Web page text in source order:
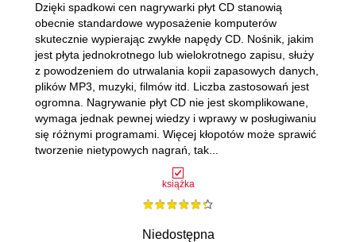
książka
Niedostępna
Dzięki spadkowi cen nagrywarki płyt CD stanowią
obecnie standardowe wyposażenie komputerów
skutecznie wypierając zwykłe napędy CD. Nośnik, jakim
jest płyta jednokrotnego lub wielokrotnego zapisu, służy
z powodzeniem do utrwalania kopii zapasowych danych,
plików MP3, muzyki, filmów itd. Liczba zastosowań jest
ogromna. Nagrywanie płyt CD nie jest skomplikowane,
wymaga jednak pewnej wiedzy i wprawy w posługiwaniu
się różnymi programami. Więcej kłopotów może sprawić
tworzenie nietypowych nagrań, tak...